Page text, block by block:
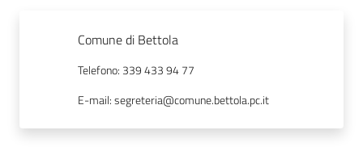
Comune di Bettola
Telefono: 339 433 94 77
E-mail:segreteria@comune.bettola.pc.it